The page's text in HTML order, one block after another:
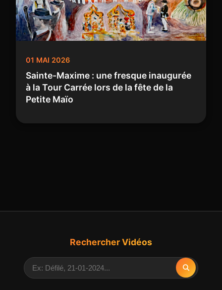
01 MAI 2026
Sainte-Maxime : une fresque inaugurée
à la Tour Carrée lors de la fête de la
Petite Maïo
Rechercher Vidéos